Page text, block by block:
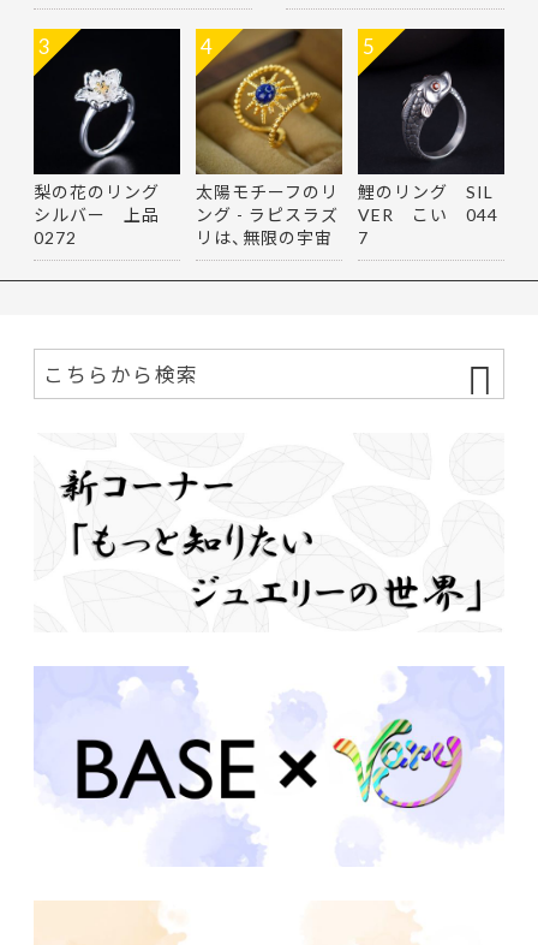
梨の花のリング
シルバー 上品
0272
3
太陽モチーフのリ
ング - ラピスラズ
リは、無限の宇宙
を思…
4
鯉のリング SIL
VER こい 044
7
5